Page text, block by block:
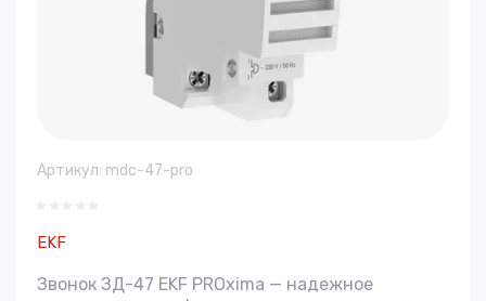
Артикул: mdc-47-pro
EKF
Звонок ЗД-47 EKF PROxima — надежное